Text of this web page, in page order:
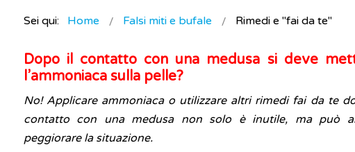
Sei qui: Home Falsi miti e bufale Rimedi e "fai da te"
Dopo il contatto con una medusa si deve
l’ammoniaca sulla pelle?
No! Applicare ammoniaca o utilizzare altri rimedi fai da te
contatto con una medusa non solo è inutile, ma può
peggiorare la situazione.